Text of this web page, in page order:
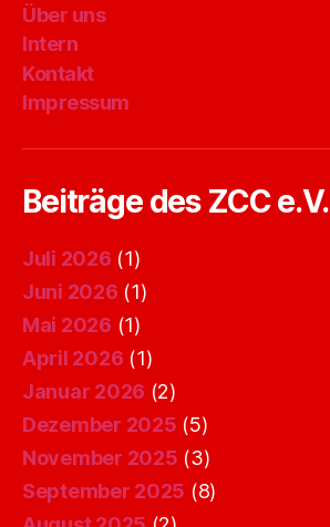
Über uns
Intern
Kontakt
Impressum
Beiträge des ZCC e.V.
Juli 2026 (1)
Juni 2026 (1)
Mai 2026 (1)
April 2026 (1)
Januar 2026 (2)
Dezember 2025 (5)
November 2025 (3)
September 2025 (8)